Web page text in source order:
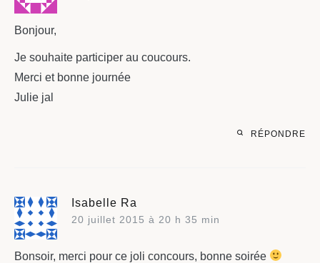
Bonjour,
Je souhaite participer au coucours.
Merci et bonne journée
Julie jal
RÉPONDRE
Isabelle Ra
20 juillet 2015 à 20 h 35 min
Bonsoir, merci pour ce joli concours, bonne soirée